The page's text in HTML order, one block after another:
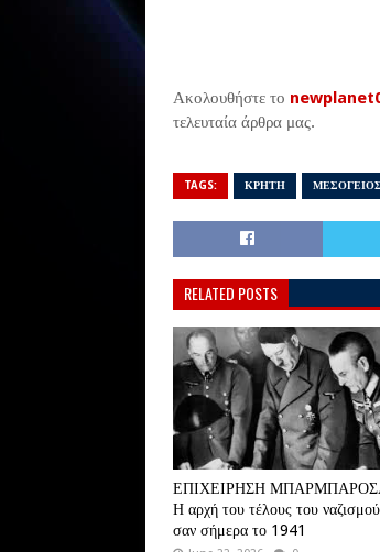
Ακολουθήστε το
τελευταία άρθρα μας.
TAGS: ΚΡΗΤΗ ΜΕΣΟΓΕΙΟΣ
RELATED POSTS
ΕΠΙΧΕΙΡΗΣΗ
Η αρχή του τέλους του ναζισμού
σαν σήμερα το 1941